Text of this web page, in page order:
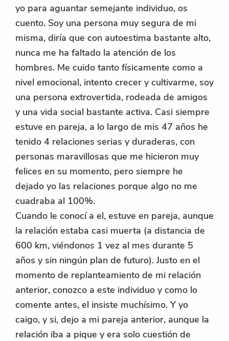
yo para aguantar semejante individuo, os
cuento. Soy una persona muy segura de mi
misma, diría que con autoestima bastante alto,
nunca me ha faltado la atención de los
hombres. Me cuido tanto físicamente como a
nivel emocional, intento crecer y cultivarme, soy
una persona extrovertida, rodeada de amigos
y una vida social bastante activa. Casi siempre
estuve en pareja, a lo largo de mis 47 años he
tenido 4 relaciones serias y duraderas, con
personas maravillosas que me hicieron muy
felices en su momento, pero siempre he
dejado yo las relaciones porque algo no me
cuadraba al 100%.
Cuando le conocí a el, estuve en pareja, aunque
la relación estaba casi muerta (a distancia de
600 km, viéndonos 1 vez al mes durante 5
años y sin ningún plan de futuro). Justo en el
momento de replanteamiento de mi relación
anterior, conozco a este individuo y como lo
comente antes, el insiste muchísimo. Y yo
caigo, y si, dejo a mi pareja anterior, aunque la
relación iba a pique y era solo cuestión de